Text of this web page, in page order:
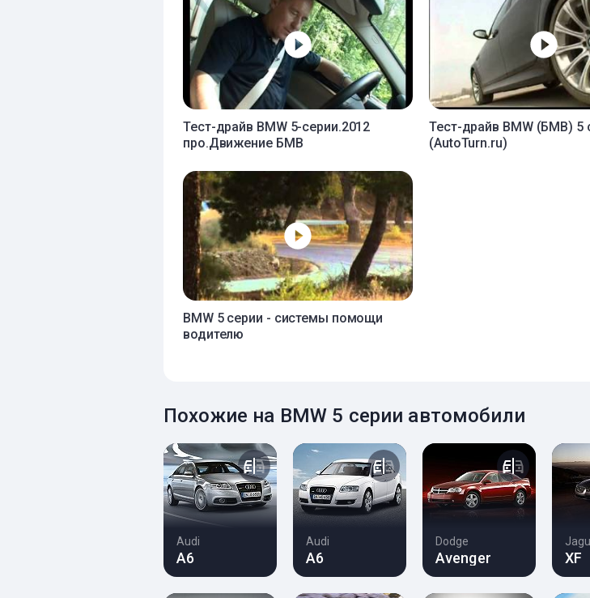
Тест-драйв BMW 5-серии.2012
про.Движение БМВ
Тест-драйв BMW (БМВ) 5
(AutoTurn.ru)
BMW 5 серии - системы помощи
водителю
Похожие на BMW 5 серии автомобили
Audi
A6
Audi
A6
Dodge
Avenger XF